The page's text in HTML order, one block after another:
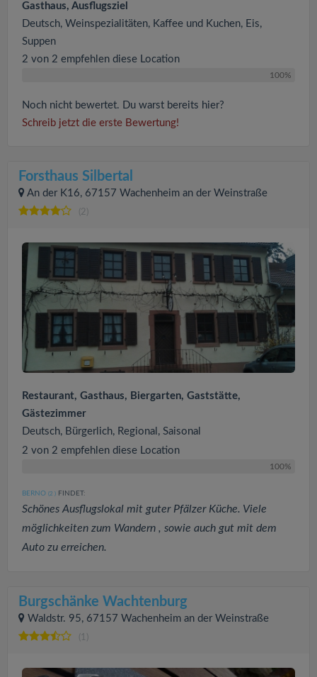
Gasthaus, Ausflugsziel
Deutsch, Weinspezialitäten, Kaffee und Kuchen, Eis,
Suppen
2 von 2 empfehlen diese Location
100%
Noch nicht bewertet. Du warst bereits hier?
Schreib jetzt die erste Bewertung!
Forsthaus Silbertal
An der K16, 67157 Wachenheim an der Weinstraße
(2)
Restaurant, Gasthaus, Biergarten, Gaststätte,
Gästezimmer
Deutsch, Bürgerlich, Regional, Saisonal
2 von 2 empfehlen diese Location
100%
BERNO (2 ) FINDET:
Schönes Ausflugslokal mit guter Pfälzer Küche. Viele
möglichkeiten zum Wandern , sowie auch gut mit dem
Auto zu erreichen.
Burgschänke Wachtenburg
Waldstr. 95, 67157 Wachenheim an der Weinstraße
(1)